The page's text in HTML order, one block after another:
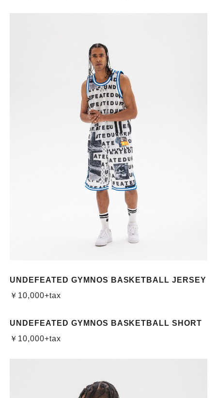
UNDEFEATED GYMNOS BASKETBALL JERSEY
￥10,000+tax
UNDEFEATED GYMNOS BASKETBALL SHORT
￥10,000+tax